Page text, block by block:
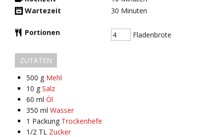
Wartezeit
30 Minuten
Portionen Fladenbrote
ZUTATEN
500 g Mehl
10 g Salz
60 ml Öl
350 ml Wasser
1 Packung Trockenhefe
1/2 TL Zucker